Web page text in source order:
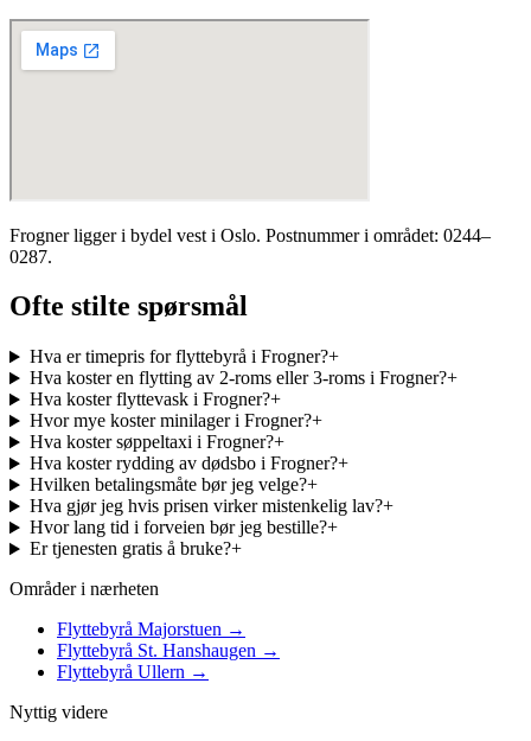
Frogner ligger i bydel vest i Oslo. Postnummer i området: 0244–
0287.
Ofte stilte spørsmål
Hva er timepris for flyttebyrå i Frogner?+
Hva koster en flytting av 2-roms eller 3-roms i Frogner?+
Hva koster flyttevask i Frogner?+
Hvor mye koster minilager i Frogner?+
Hva koster søppeltaxi i Frogner?+
Hva koster rydding av dødsbo i Frogner?+
Hvilken betalingsmåte bør jeg velge?+
Hva gjør jeg hvis prisen virker mistenkelig lav?+
Hvor lang tid i forveien bør jeg bestille?+
Er tjenesten gratis å bruke?+
Områder i nærheten
Flyttebyrå Majorstuen →
Flyttebyrå St. Hanshaugen →
Flyttebyrå Ullern →
Nyttig videre